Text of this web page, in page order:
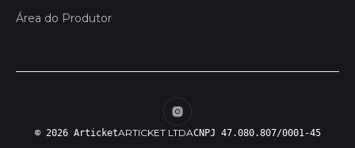
Área do Produtor
© 2026 ArticketARTICKET LTDACNPJ 47.080.807/0001-45